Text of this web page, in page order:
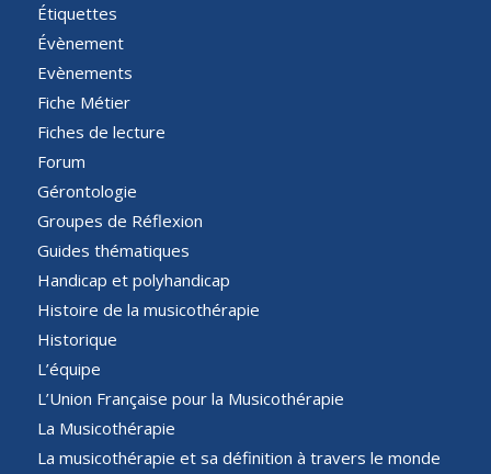
Étiquettes
Évènement
Evènements
Fiche Métier
Fiches de lecture
Forum
Gérontologie
Groupes de Réflexion
Guides thématiques
Handicap et polyhandicap
Histoire de la musicothérapie
Historique
L’équipe
L’Union Française pour la Musicothérapie
La Musicothérapie
La musicothérapie et sa définition à travers le monde